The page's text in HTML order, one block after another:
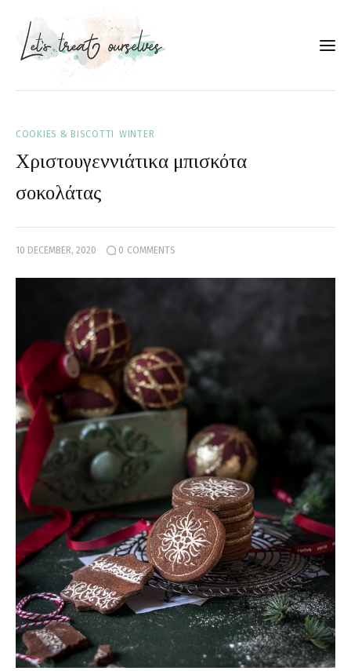
Portfolio
Services
Επικοινωνία
Συνεργασίες
Moments of Mine
FAQ
COOKIES & BISCOTTI WINTER
Χριστουγεννιάτικα μπισκότα
σοκολάτας
10 DECEMBER, 2020 0 COMMENTS